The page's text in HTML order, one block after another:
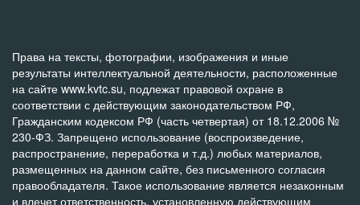
Права на тексты, фотографии, изображения и иные
результаты интеллектуальной деятельности, расположенные
на сайте www.kvtc.su, подлежат правовой охране в
соответствии с действующим законодательством РФ,
Гражданским кодексом РФ (часть четвертая) от 18.12.2006 №
230-ФЗ. Запрещено использование (воспроизведение,
распространение, переработка и т.д.) любых материалов,
размещенных на данном сайте, без письменного согласия
правообладателя. Такое использование является незаконным
и влечет ответственность, установленную действующим